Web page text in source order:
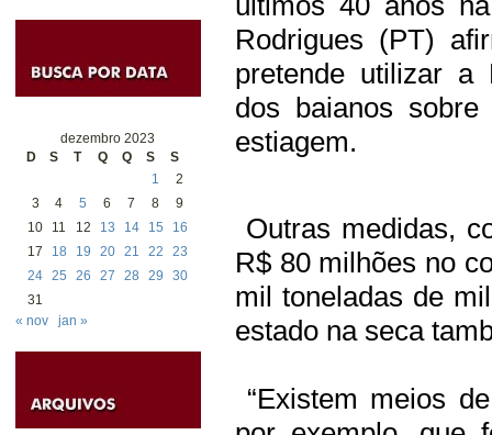
dezembro 2023
D
S T Q Q S
S
1
2
3
4 5 6 7 8
9
10
11 12 13 14 15
16
17
18 19 20 21 22
23
24 25 26 27 28 29
30
31
« nov
jan »
Rodrigues (PT)
pretende utilizar a
dos baianos
estiagem.
Outras medidas,
R$ 80 milhões no
mil toneladas de
estado na seca
“Existem meios